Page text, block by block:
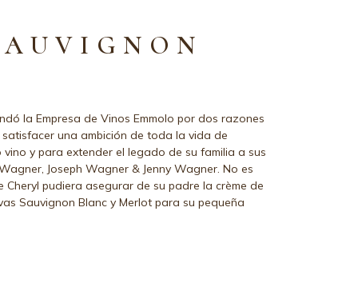
la Empresa de Vinos Emmolo por dos razones
una ambición de toda la vida de
vino y para extender el legado de su familia a sus
Joseph Wagner & Jenny Wagner. No es
Cheryl pudiera asegurar de su padre la crème de
Sauvignon Blanc y Merlot para su pequeña